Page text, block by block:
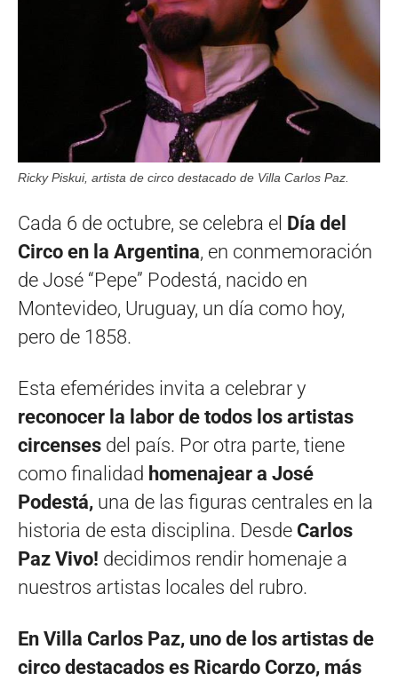
Ricky Piskui, artista de circo destacado de Villa Carlos Paz.
Cada 6 de octubre, se celebra el Día del
Circo en la Argentina, en conmemoración
de José “Pepe” Podestá, nacido en
Montevideo, Uruguay, un día como hoy,
pero de 1858.
Esta efemérides invita a celebrar y
reconocer la labor de todos los artistas
circenses del país. Por otra parte, tiene
como finalidad homenajear a José
Podestá, una de las figuras centrales en la
historia de esta disciplina. Desde Carlos
Paz Vivo! decidimos rendir homenaje a
nuestros artistas locales del rubro.
En Villa Carlos Paz, uno de los artistas de
circo destacados es Ricardo Corzo, más